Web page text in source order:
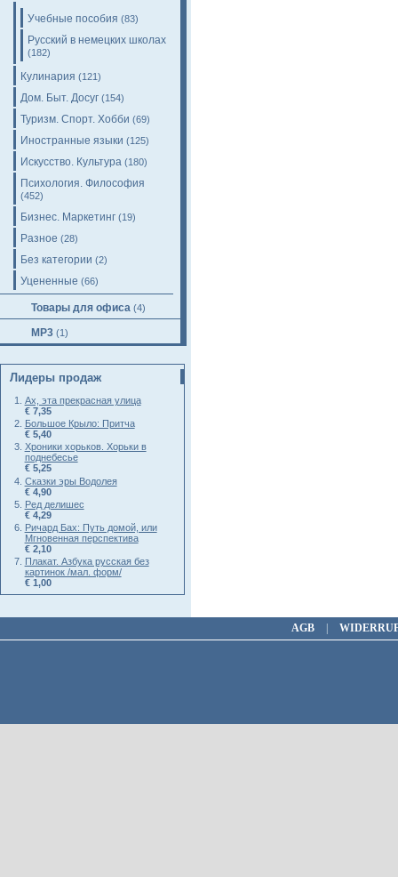
Учебные пособия (83)
Русский в немецких школах
(182)
Кулинария (121)
Дом. Быт. Досуг (154)
Туризм. Спорт. Хобби (69)
Иностранные языки (125)
Искусство. Культура (180)
Психология. Философия
(452)
Бизнес. Маркетинг (19)
Разное (28)
Без категории (2)
Уцененные (66)
Товары для офиса (4)
MP3 (1)
Лидеры продаж
Ах, эта прекрасная улица
€ 7,35
Большое Крыло: Притча
€ 5,40
Хроники хорьков. Хорьки в
поднебесье
€ 5,25
Сказки эры Водолея
€ 4,90
Ред делишес
€ 4,29
Ричард Бах: Путь домой, или
Мгновенная перспектива
€ 2,10
Плакат. Азбука русская без
картинок /мал. форм/
€ 1,00
AGB